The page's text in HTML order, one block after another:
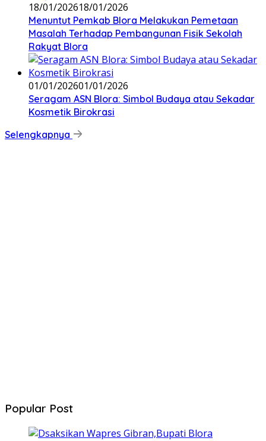
18/01/202618/01/2026
‎Menuntut Pemkab Blora Melakukan Pemetaan
Masalah Terhadap Pembangunan Fisik Sekolah
Rakyat Blora
01/01/202601/01/2026
‎Seragam ASN Blora: Simbol Budaya atau Sekadar
Kosmetik Birokrasi
Selengkapnya
Popular Post